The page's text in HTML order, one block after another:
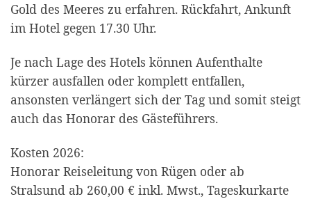
Gold des Meeres zu erfahren. Rückfahrt, Ankunft
im Hotel gegen 17.30 Uhr.
Je nach Lage des Hotels können Aufenthalte
kürzer ausfallen oder komplett entfallen,
ansonsten verlängert sich der Tag und somit steigt
auch das Honorar des Gästeführers.
Kosten 2026:
Honorar Reiseleitung von Rügen oder ab
Stralsund ab 260,00 € inkl. Mwst., Tageskurkarte